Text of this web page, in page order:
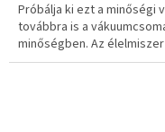
Próbálja ki ezt a minőségi
továbbra is a
minőségben. Az